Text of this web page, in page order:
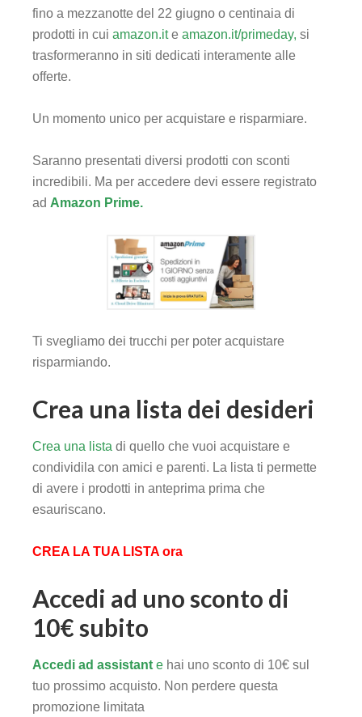
fino a mezzanotte del 22 giugno o centinaia di
prodotti in cui amazon.ite amazon.it/primeday, si
trasformeranno in siti dedicati interamente alle
offerte.
Un momento unico per acquistare e risparmiare.
Saranno presentati diversi prodotti con sconti
incredibili. Ma per accedere devi essere registrato
ad Amazon Prime.
Ti svegliamo dei trucchi per poter acquistare
risparmiando.
Crea una lista dei desideri
Crea una lista di quello che vuoi acquistare e
condividila con amici e parenti. La lista ti permette
di avere i prodotti in anteprima prima che
esauriscano.
CREA LA TUA LISTA ora
Accedi ad uno sconto di
10€ subito
Accedi ad assistant e hai uno sconto di 10€ sul
tuo prossimo acquisto. Non perdere questa
promozione limitata